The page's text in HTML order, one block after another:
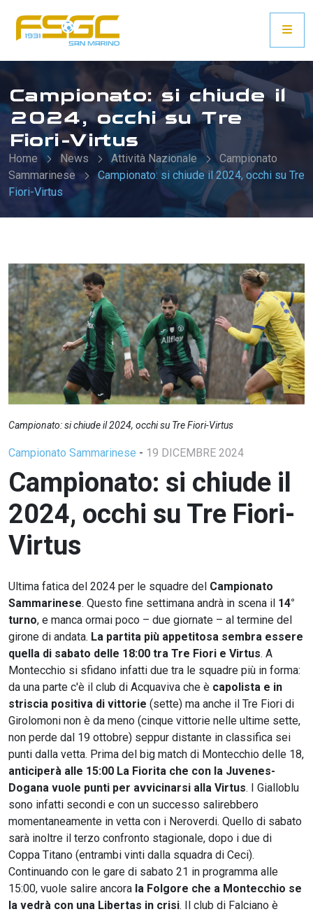
Campionato: si chiude il
2024, occhi su Tre
Fiori-Virtus
Home News Attività Nazionale
Campionato
Sammarinese
Campionato: si chiude il 2024, occhi su Tre
Fiori-Virtus
Campionato: si chiude il 2024, occhi su Tre Fiori-Virtus
Campionato Sammarinese - 19 DICEMBRE 2024
Campionato: si chiude il
2024, occhi su Tre Fiori-
Virtus
Ultima fatica del 2024 per le squadre del Campionato
Sammarinese. Questo fine settimana andrà in scena il 14°
turno, e manca ormai poco – due giornate – al termine del
girone di andata. La partita più appetitosa sembra essere
quella di sabato delle 18:00 tra Tre Fiori e Virtus. A
Montecchio si sfidano infatti due tra le squadre più in forma:
da una parte c'è il club di Acquaviva che è capolista e in
striscia positiva di vittorie (sette) ma anche il Tre Fiori di
Girolomoni non è da meno (cinque vittorie nelle ultime sette,
non perde dal 19 ottobre) seppur distante in classifica sei
punti dalla vetta. Prima del big match di Montecchio delle 18,
anticiperà alle 15:00 La Fiorita che con la Juvenes-
Dogana vuole punti per avvicinarsi alla Virtus. I Gialloblu
sono infatti secondi e con un successo salirebbero
momentaneamente in vetta con i Neroverdi. Quello di sabato
sarà inoltre il terzo confronto stagionale, dopo i due di
Coppa Titano (entrambi vinti dalla squadra di Ceci).
Continuando con le gare di sabato 21 in programma alle
15:00, vuole salire ancora la Folgore che a Montecchio se
la vedrà con una Libertas in crisi. Il club di Falciano è